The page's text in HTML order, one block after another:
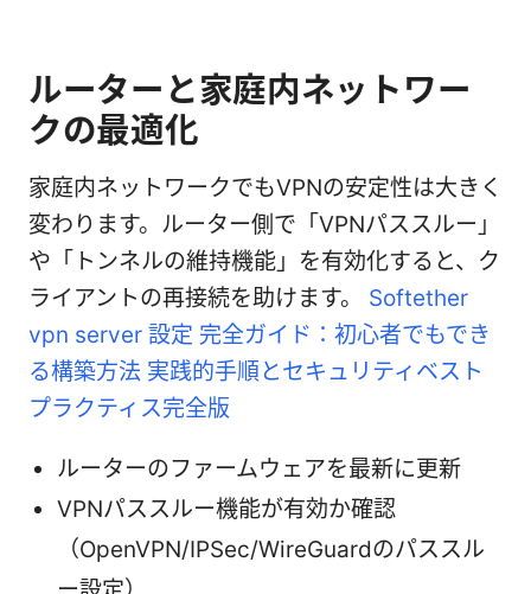
ルーターと家庭内ネットワー
クの最適化
家庭内ネットワークでもVPNの安定性は大きく
変わります。ルーター側で「VPNパススルー」
や「トンネルの維持機能」を有効化すると、ク
ライアントの再接続を助けます。 Softether
vpn server 設定 完全ガイド：初心者でもでき
る構築方法 実践的手順とセキュリティベスト
プラクティス完全版
ルーターのファームウェアを最新に更新
VPNパススルー機能が有効か確認
（OpenVPN/IPSec/WireGuardのパススル